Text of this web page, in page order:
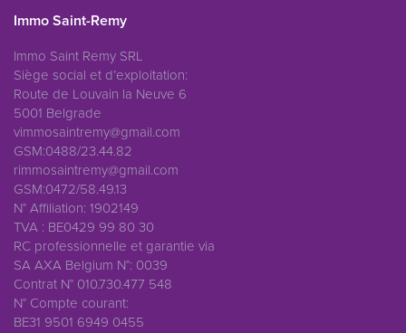
Immo Saint-Remy
Immo Saint Remy SRL
Siège social et d’exploitation:
Route de Louvain la Neuve 6
5001 Belgrade
vimmosaintremy@gmail.com
GSM:0488/23.44.82
rimmosaintremy@gmail.com
GSM:0472/58.49.13
N° Affiliation: 1902149
TVA : BE0429 99 80 30
RC professionnelle et garantie via
SA AXA Belgium N°: 0039
Contrat N° 010.730.477 548
N° Compte courant:
BE31 9501 6949 0455